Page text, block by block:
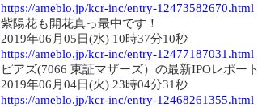
https://ameblo.jp/kcr-inc/entry-12473582670.html
紫陽花も開花真っ最中です！
2019年06月05日(水) 10時37分10秒
https://ameblo.jp/kcr-inc/entry-12477187031.html
ピアズ(7066 東証マザーズ）の最新IPOレポート
2019年06月04日(火) 23時04分31秒
https://ameblo.jp/kcr-inc/entry-12468261355.html